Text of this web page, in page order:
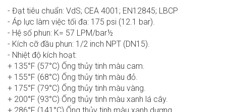
- Đạt tiêu chuẩn: VdS; CEA 4001; EN12845; LBCP
- Áp lực làm việc tối đa: 175 psi (12.1 bar).
- Hệ số phun: K= 57 LPM/bar½
- Kích cỡ đầu phun: 1/2 inch NPT (DN15).
- Nhiệt độ kích hoạt:
+ 135°F (57°C) Ống thủy tinh màu cam.
+ 155°F (68°C) Ống thủy tinh màu đỏ.
+ 175°F (79°C) Ống thủy tinh màu vàng.
+ 200°F (93°C) Ống thủy tinh màu xanh lá cây.